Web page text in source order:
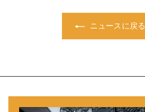
ニュースに戻る